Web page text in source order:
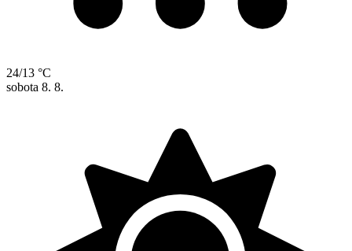
24/13 °C
sobota 8. 8.